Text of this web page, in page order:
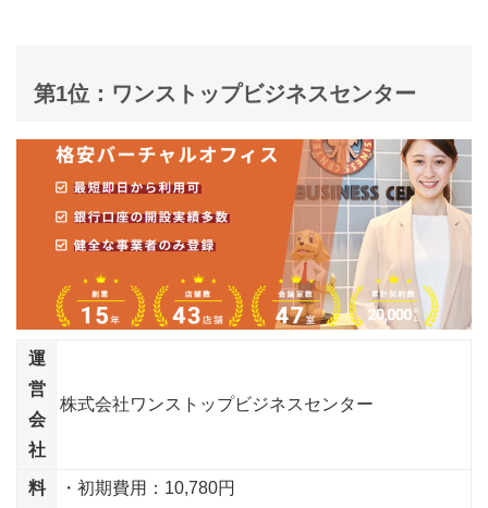
第1位：ワンストップビジネスセンター
運
営
会
社
株式会社ワンストップビジネスセンター
料
・初期費用：10,780円